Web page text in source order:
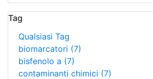
Tag
Qualsiasi Tag
biomarcatori (7)
bisfenolo a (7)
contaminanti chimici (7)